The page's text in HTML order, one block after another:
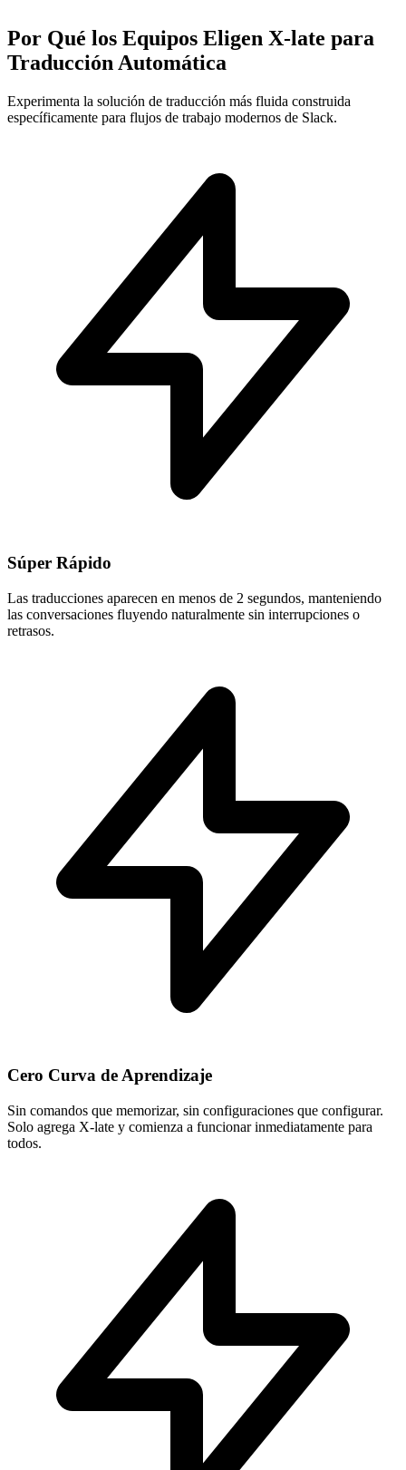
Por Qué los Equipos Eligen X-late para
Traducción Automática
Experimenta la solución de traducción más fluida construida
específicamente para flujos de trabajo modernos de Slack.
Súper Rápido
Las traducciones aparecen en menos de 2 segundos, manteniendo
las conversaciones fluyendo naturalmente sin interrupciones o
retrasos.
Cero Curva de Aprendizaje
Sin comandos que memorizar, sin configuraciones que configurar.
Solo agrega X-late y comienza a funcionar inmediatamente para
todos.